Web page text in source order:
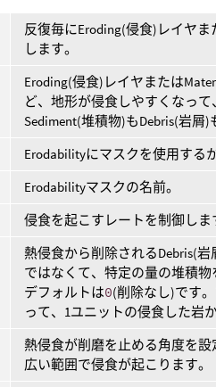
反復毎にEroding(侵食)レイヤ
します。
Eroding(侵食)レイヤまたは
ど、地形が侵食しやすくなっ
Sediment(堆積物)もDebris(岩屑)
Erodabilityにマスクを使用する
Erodabilityマスクの名前。
侵食を起こすレートを制御しま
熱侵食から削除されるDebris(
ではなくて、特定の量の堆積
デフォルトは0(削除なし)です
って、1ユニットの侵食した岩
熱侵食が削磨を止める角度を設
広い範囲で侵食が起こります。